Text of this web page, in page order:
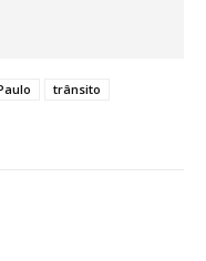
trânsito